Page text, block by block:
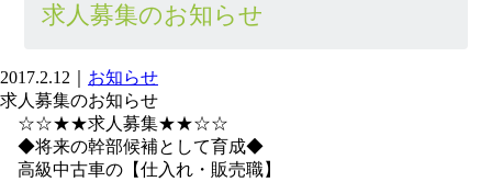
求人募集のお知らせ
2017.2.12
お知らせ
求人募集のお知らせ
☆☆★★求人募集★★☆☆
◆将来の幹部候補として育成◆
高級中古車の【仕入れ・販売職】